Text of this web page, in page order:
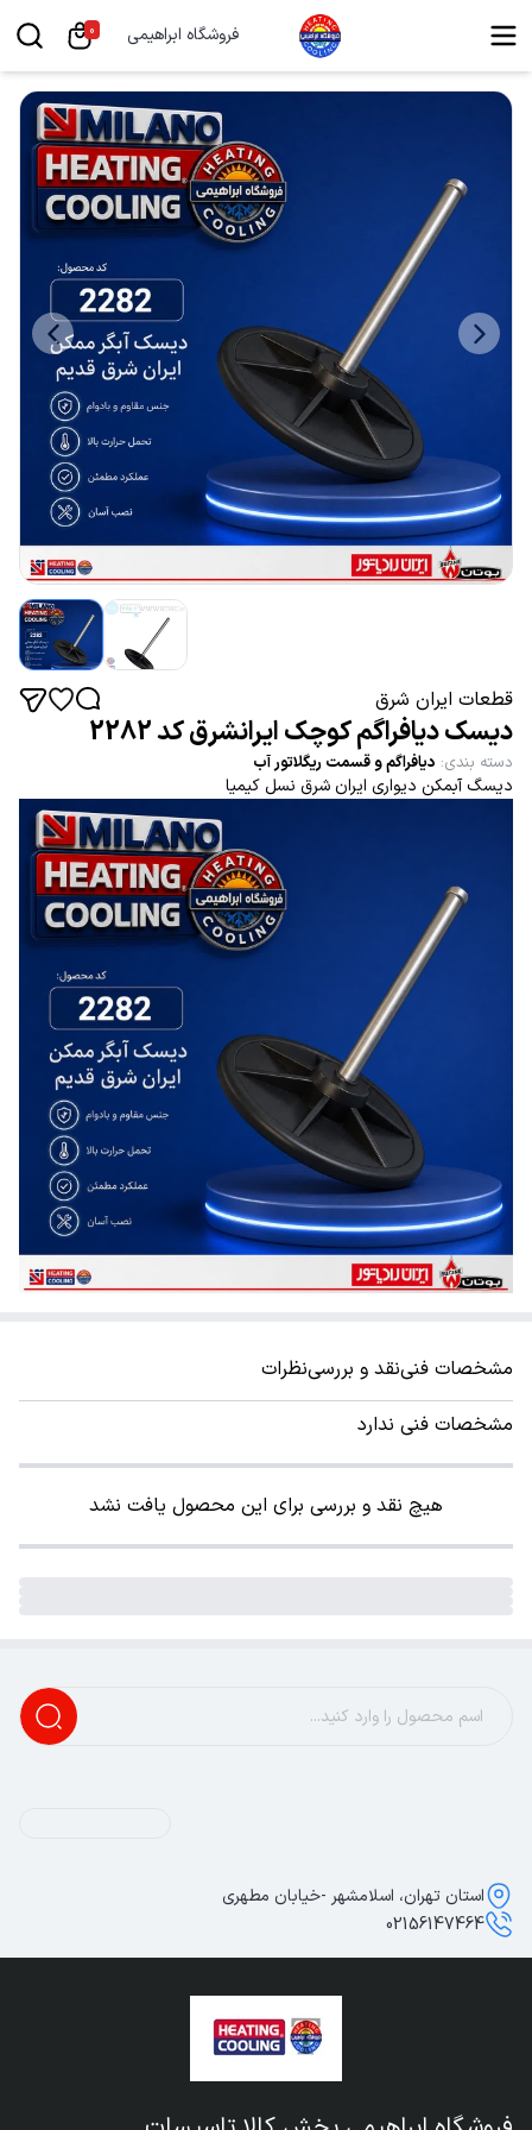
فروشگاه ابراهیمی 0
قطعات ایران شرق
دیسک دیافراگم کوچک ایرانشرق کد 2282
دسته بندی: دیافراگم و قسمت ریگلاتور آب
دیسگ آبمکن دیواری ایران شرق نسل کیمیا
مشخصات فنینقد و بررسینظرات
مشخصات فنی ندارد
هیچ نقد و بررسی برای این محصول یافت نشد
استان تهران، اسلامشهر -خیابان مطهری
02156147464